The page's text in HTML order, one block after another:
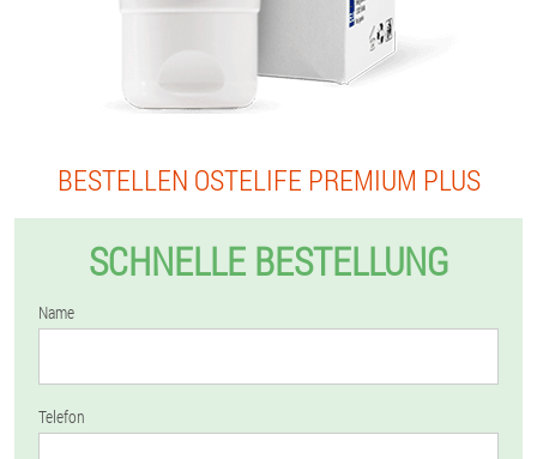
BESTELLEN OSTELIFE PREMIUM PLUS
SCHNELLE BESTELLUNG
Name
Telefon